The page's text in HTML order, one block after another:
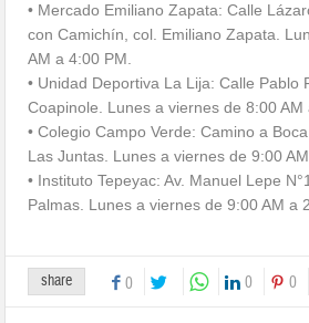
• Mercado Emiliano Zapata: Calle
con Camichín, col. Emiliano Zapata.
AM a 4:00 PM.
• Unidad Deportiva La Lija: Calle Pablo
Coapinole. Lunes a viernes de 8:00 AM
• Colegio Campo Verde: Camino a
Las Juntas. Lunes a viernes de 9:00
• Instituto Tepeyac: Av. Manuel Lepe
Palmas. Lunes a viernes de 9:00 AM a
share 0 0 0